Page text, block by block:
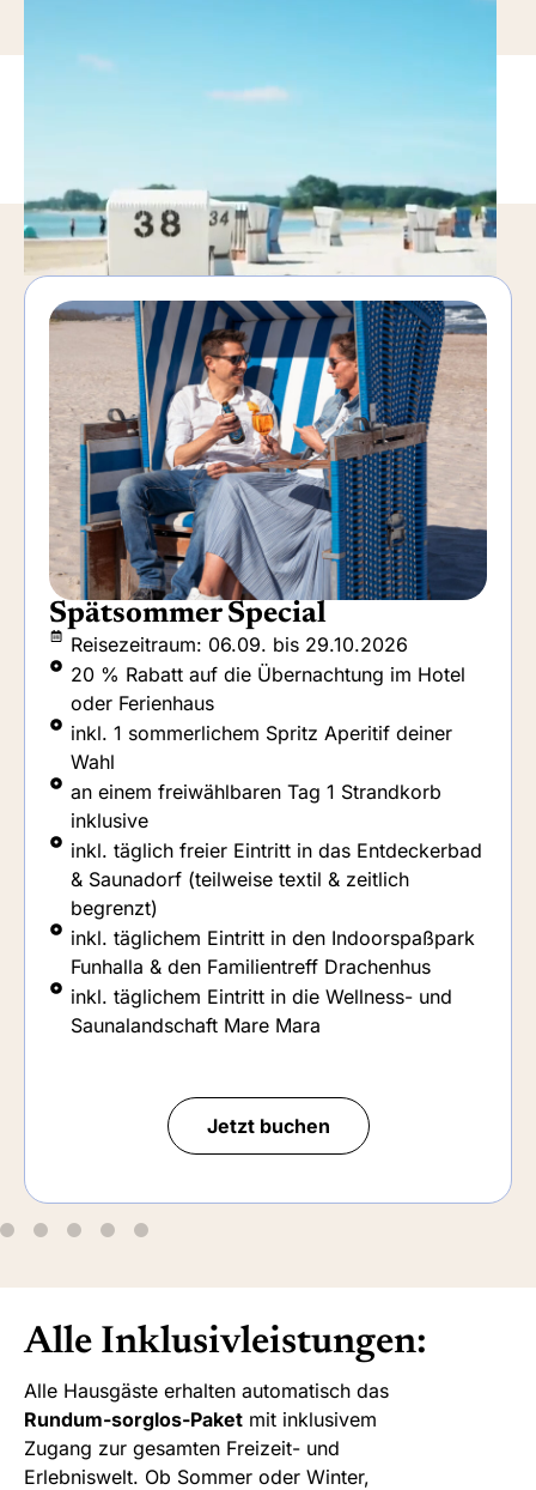
Urlaub zum Reinschnuppern
Reisezeitraum: 06.09. bis 29.10.2026
20 % Rabatt auf die Übernachtung im Hotel
oder Ferienhaus
Kinder und Hunde reisen ohne Aufpreis
inkl. täglichem Frühstück mit ausgewählten
Getränken (nur im Hotel)
inkl. täglich freier Eintritt in das Entdeckerbad
& Saunadorf (teilweise textil & zeitlich
begrenzt)
inkl. täglichem Eintritt in den Indoorspaßpark
Funhalla & den Familientreff Drachenhus
inkl. täglichem Eintritt in die Wellness- und
Saunalandschaft Mare Mara
Jetzt buchen
Alle Inklusivleistungen:
Alle Hausgäste erhalten automatisch das
Rundum-sorglos-Paket mit inklusivem
Zugang zur gesamten Freizeit- und
Erlebniswelt. Ob Sommer oder Winter,